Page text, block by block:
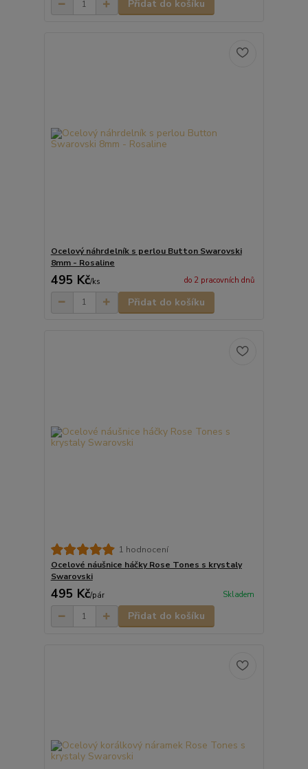
Přidat do košíku
Ocelový náhrdelník s perlou Button Swarovski
8mm - Rosaline
495 Kč/ks do 2 pracovních dnů
Přidat do košíku
1 hodnocení
Ocelové náušnice háčky Rose Tones s krystaly
Swarovski
495 Kč/pár Skladem
Přidat do košíku